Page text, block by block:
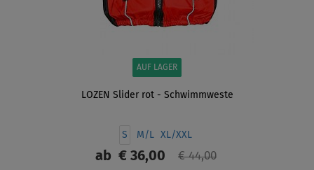
AUF LAGER
LOZEN Slider rot - Schwimmweste
S M/L XL/XXL
ab € 36,00 € 44,00